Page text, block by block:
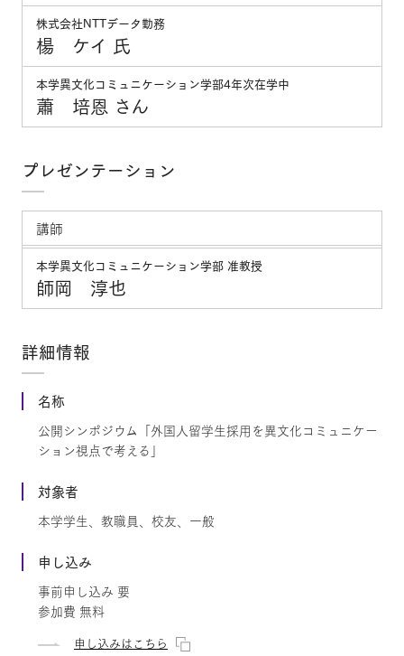
株式会社NTTデータ勤務
楊 ケイ 氏
本学異文化コミュニケーション学部4年次在学中
蕭 培恩 さん
プレゼンテーション
講師
本学異文化コミュニケーション学部 准教授
師岡 淳也
詳細情報
名称
公開シンポジウム「外国人留学生採用を異文化コミュニケー
ション視点で考える」
対象者
本学学生、教職員、校友、一般
申し込み
事前申し込み 要
参加費 無料
申し込みはこちら